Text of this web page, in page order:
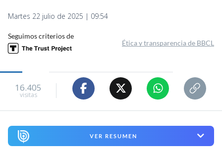
Martes 22 julio de 2025 | 09:54
Seguimos criterios de
Ética y transparencia de BBCL
16.405
visitas
VER RESUMEN